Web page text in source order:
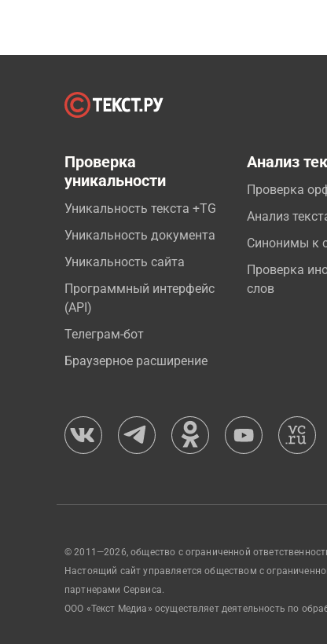
Проверка
уникальности
Уникальность текста +TG
Уникальность документа
Уникальность сайта
Программный интерфейс
(API)
Телеграм-бот
Браузерное расширение
Анализ
Проверка
Анализ
Синонимы к
Проверка
слов
© 2011—2026, общество с ограниченной
Настоящий сайт управляется обществом с
партнерами Сервиса.
ООО «Текст Медиа» осуществляет деятельность по